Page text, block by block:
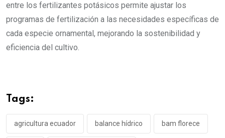
entre los fertilizantes potásicos permite ajustar los
programas de fertilización a las necesidades específicas de
cada especie ornamental, mejorando la sostenibilidad y
eficiencia del cultivo.
Tags:
agricultura ecuador balance hídrico bam florece